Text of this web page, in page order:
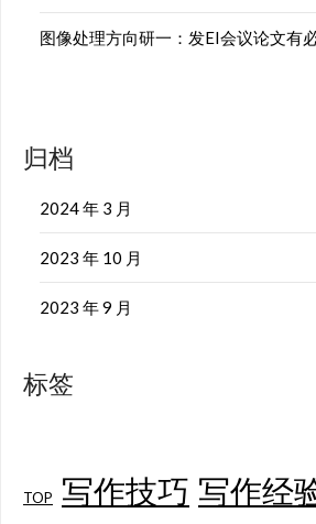
图像处理方向研一：发EI会议论文有
归档
2024 年 3 月
2023 年 10 月
2023 年 9 月
标签
TOP 写作技巧 写作经